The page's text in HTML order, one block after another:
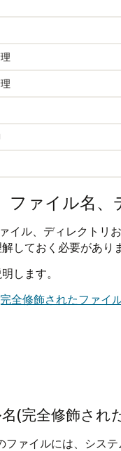
ファイル名
イル、ディレクトリ
しておく必要があり
します。
全修飾されたファイ
(完全修飾され
ァイルには、シス